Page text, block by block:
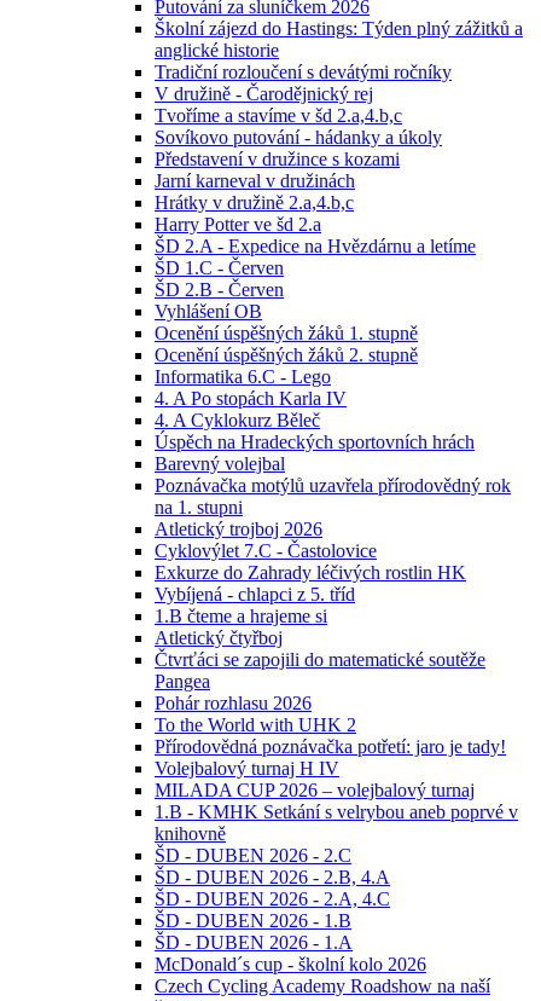
Putování za sluníčkem 2026
Školní zájezd do Hastings: Týden plný zážitků a
anglické historie
Tradiční rozloučení s devátými ročníky
V družině - Čarodějnický rej
Tvoříme a stavíme v šd 2.a,4.b,c
Sovíkovo putování - hádanky a úkoly
Představení v družince s kozami
Jarní karneval v družinách
Hrátky v družině 2.a,4.b,c
Harry Potter ve šd 2.a
ŠD 2.A - Expedice na Hvězdárnu a letíme
ŠD 1.C - Červen
ŠD 2.B - Červen
Vyhlášení OB
Ocenění úspěšných žáků 1. stupně
Ocenění úspěšných žáků 2. stupně
Informatika 6.C - Lego
4. A Po stopách Karla IV
4. A Cyklokurz Běleč
Úspěch na Hradeckých sportovních hrách
Barevný volejbal
Poznávačka motýlů uzavřela přírodovědný rok
na 1. stupni
Atletický trojboj 2026
Cyklovýlet 7.C - Častolovice
Exkurze do Zahrady léčivých rostlin HK
Vybíjená - chlapci z 5. tříd
1.B čteme a hrajeme si
Atletický čtyřboj
Čtvrťáci se zapojili do matematické soutěže
Pangea
Pohár rozhlasu 2026
To the World with UHK 2
Přírodovědná poznávačka potřetí: jaro je tady!
Volejbalový turnaj H IV
MILADA CUP 2026 – volejbalový turnaj
1.B - KMHK Setkání s velrybou aneb poprvé v
knihovně
ŠD - DUBEN 2026 - 2.C
ŠD - DUBEN 2026 - 2.B, 4.A
ŠD - DUBEN 2026 - 2.A, 4.C
ŠD - DUBEN 2026 - 1.B
ŠD - DUBEN 2026 - 1.A
McDonald´s cup - školní kolo 2026
Czech Cycling Academy Roadshow na naší